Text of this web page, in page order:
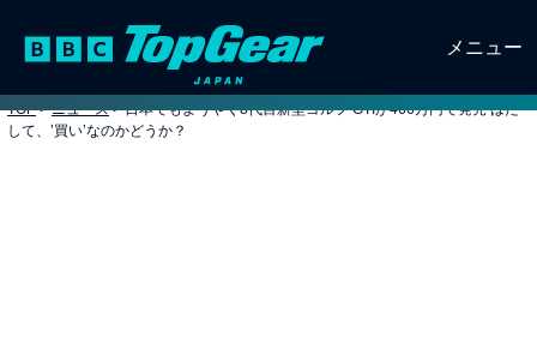
メニュー
TOP > ニュース > 日本でもようやく8代目新型ゴルフ GTIが466万円で発売 はた
して、’買い’なのかどうか？